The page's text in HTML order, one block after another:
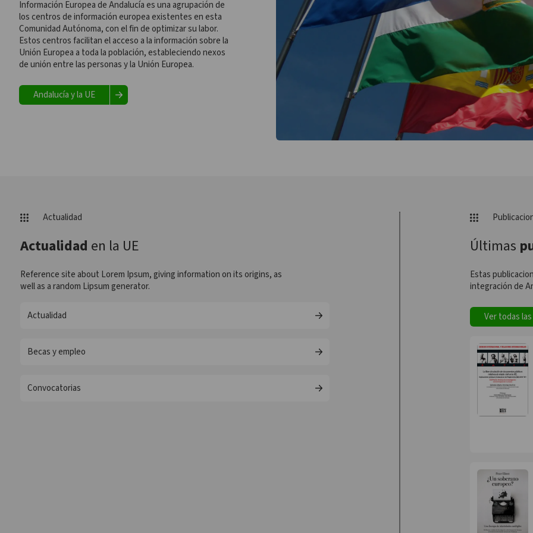
Información Europea de Andalucía es una agrupación de
los centros de información europea existentes en esta
Comunidad Autónoma, con el fin de optimizar su labor.
Estos centros facilitan el acceso a la información sobre la
Unión Europea a toda la población, estableciendo nexos
de unión entre las personas y la Unión Europea.
Andalucía y la UE
Actualidad
Actualidad en la UE
Reference site about Lorem Ipsum, giving information on its origins, as
well as a random Lipsum generator.
Actualidad
Becas y empleo
Convocatorias
Últimas
Estas
integración de
Ver todas